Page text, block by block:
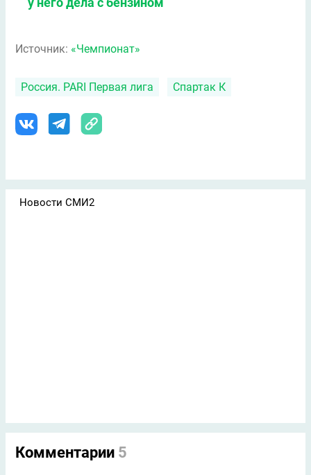
Источник: «Чемпионат»
Россия. PARI Первая лига Спартак К
Новости СМИ2
Комментарии 5